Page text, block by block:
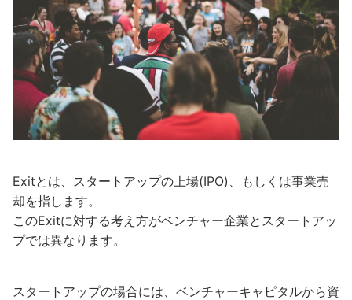
Exitとは、スタートアップの上場(IPO)、もしくは事業売
却を指します。
このExitに対する考え方がベンチャー企業とスタートアッ
プでは異なります。
スタートアップの場合には、ベンチャーキャピタルから資